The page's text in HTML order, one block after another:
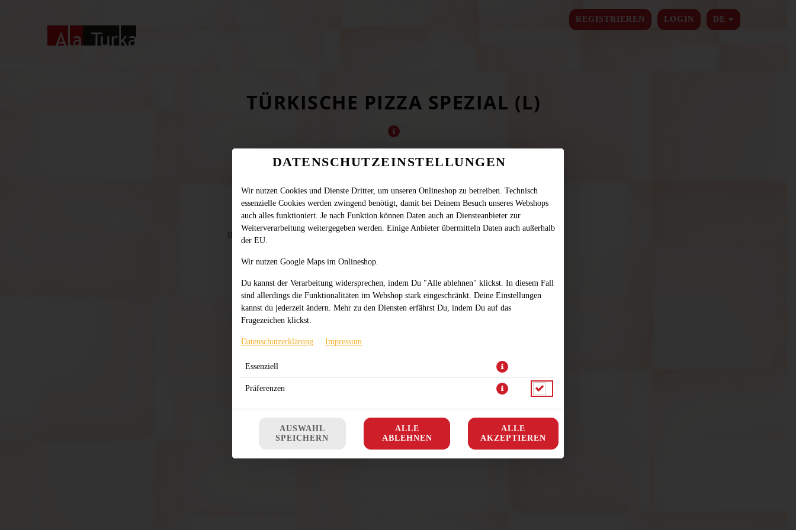
REGISTRIEREN LOGIN DE
SPRACHE
TÜRKISCHE PIZZA SPEZIAL (L)
Rindergehacktes mit Käse überbacken, mit Krautsalat, Zwiebeln, Zaziki, Eisbergsalat und Tomaten
JETZT BESTELLEN
DATENSCHUTZEINSTELLUNGEN
Wir nutzen Cookies und Dienste Dritter, um unseren Onlineshop zu betreiben. Technisch
essenzielle Cookies werden zwingend benötigt, damit bei Deinem Besuch unseres Webshops
auch alles funktioniert. Je nach Funktion können Daten auch an Diensteanbieter zur
Weiterverarbeitung weitergegeben werden. Einige Anbieter übermitteln Daten auch außerhalb
der EU.
Wir nutzen Google Maps im Onlineshop.
Du kannst der Verarbeitung widersprechen, indem Du "Alle ablehnen" klickst. In diesem Fall
sind allerdings die Funktionalitäten im Webshop stark eingeschränkt. Deine Einstellungen
kannst du jederzeit ändern. Mehr zu den Diensten erfährst Du, indem Du auf das
Fragezeichen klickst.
Datenschutzerklärung Impressum
Essenziell
Präferenzen
AUSWAHL
SPEICHERN
ALLE
ABLEHNEN
ALLE
AKZEPTIEREN